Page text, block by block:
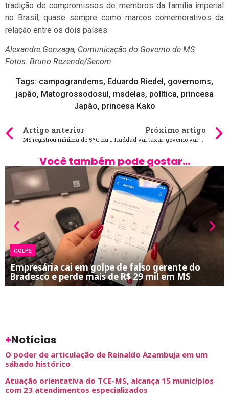
tradição de compromissos de membros da família imperial
no Brasil, quase sempre como marcos comemorativos da
relação entre os dois países.
Alexandre Gonzaga, Comunicação do Governo de MS
Fotos: Bruno Rezende/Secom
Tags: campograndems, Eduardo Riedel, governoms,
japão, Matogrossodosul, msdelas, política, princesa
Japão, princesa Kako
Artigo anterior
MS registrou mínima de 5ºC na madrugada desta quarta-feira
Próximo artigo
Haddad vai taxar: governo vai cobrar 5% de Imposto de Renda sobre LCA e LCI
Você também pode gostar...
GOLPE
Empresária cai em golpe de falso gerente do
Bradesco e perde mais de R$ 29 mil em MS
+Notícias
O poder de articulação de Reinaldo Azambuja em um
sábado histórico
Atuação orientativa do TCE-MS, alcança 15 municípios
com 23 atendimentos especializados